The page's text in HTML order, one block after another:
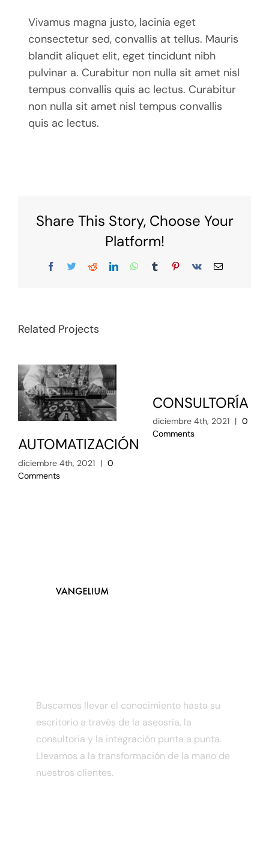
Vivamus magna justo, lacinia eget
consectetur sed, convallis at tellus. Mauris
blandit aliquet elit, eget tincidunt nibh
pulvinar a. Curabitur non nulla sit amet nisl
tempus convallis quis ac lectus. Curabitur
non nulla sit amet nisl tempus convallis
quis ac lectus.
Share This Story, Choose Your
Platform!
Facebook
TwitterRedditLinkedInWhatsApp
Tumblr Pinterest
Vk Email
Related Projects
AUTOMATIZACIÓN
diciembre 4th, 2021 | 0
Comments
CONSULTORÍA
diciembre 4th, 2021 | 0
Comments
Buscamos llevar el conocimiento hasta su
escritorio a través de la aseosría, la
consultoria y la integración punta a punta.
Llevamos a la transformación de la mano de
nuestros clientes.